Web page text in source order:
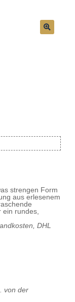
strengen Form
aus erlesenem
ein rundes,
DHL
von der